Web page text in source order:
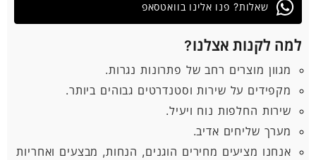
למה לקנות אצלנו?
מגוון מוצרים רחב של פתרונות נגרות.
מקפידים על שירות וסטנדרטים גבוהים ביותר.
שירות החלפות נוח ויעיל.
מערך שליחים אדיב.
אנחנו מציעים מחירים הוגנים, הנחות, מבצעים ואחריות
שאלות? פנו אלינו בוואטסאפ